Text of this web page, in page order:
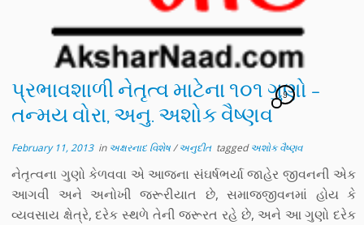
પ્રભાવશાળી નેતૃત્વ માટેના ૧૦૧ ગુણો –
તન્મય વોરા, અનુ. અશોક વૈષ્ણવ
9
February 11, 2013in અક્ષરનાદ વિશેષ/અનુદીત taggedઅશોક વૈષ્ણવ
નેતૃત્વના ગુણો કેળવવા એ આજના સંઘર્ષભર્યા જાહેર જીવનની એક
આગવી અને અનોખી જરૂરીયાત છે, સમાજજીવનમાં હોય કે
વ્યવસાય ક્ષેત્રે, દરેક સ્થળે તેની જરૂરત રહે છે, અને આ ગુણો દરેક